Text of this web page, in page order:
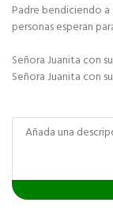
Padre bendiciendo
personas esperan
Señora Juanita con
Señora Juanita con